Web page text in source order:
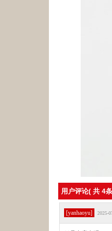
用户评论( 共 4
[yanhaoyu] 2025-